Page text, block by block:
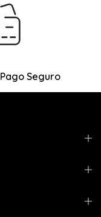
Pago Seguro